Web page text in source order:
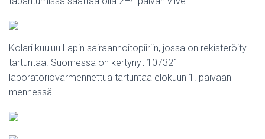
Kolari kuuluu Lapin sairaanhoitopiiriin, jossa on rekisteröity
tartuntaa. Suomessa on kertynyt 107321
laboratoriovarmennettua tartuntaa elokuun 1. päivään
mennessä.